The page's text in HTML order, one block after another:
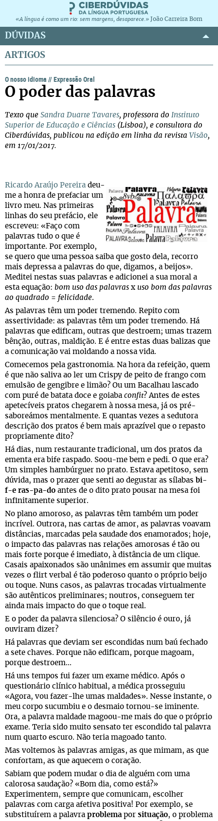
«A língua é como um rio: sem margens, desaparece.» João Carreira Bom
DÚVIDAS
ARTIGOS
O nosso idioma //Expressão Oral
O poder das palavras
Texto que Sandra Duarte Tavares, professora do Instituto
Superior de Educação e Ciências (Lisboa), e consultora do
Ciberdúvidas, publicou na edição em linha da revista Visão,
em 17/01/2017.
Ricardo Araújo Pereira deu-
me a honra de prefaciar um
livro meu. Nas primeiras
linhas do seu prefácio, ele
escreveu: «Faço com
palavras tudo o que é
importante. Por exemplo,
se quero que uma pessoa saiba que gosto dela, recorro
mais depressa a palavras do que, digamos, a beijos».
Meditei nestas suas palavras e adicionei a sua moral a
esta equação: bom uso das palavras x uso bom das palavras
ao quadrado = felicidade.
As palavras têm um poder tremendo. Repito com
assertividade: as palavras têm um poder tremendo. Há
palavras que edificam, outras que destroem; umas trazem
bênção, outras, maldição. E é entre estas duas balizas que
a comunicação vai moldando a nossa vida.
Comecemos pela gastronomia. Na hora da refeição, quem
é que não saliva ao ler um Crispy de peito de frango com
emulsão de gengibre e limão? Ou um Bacalhau lascado
com puré de batata doce e goiaba confit? Antes de estes
apetecíveis pratos chegarem à nossa mesa, já os pré-
saboreámos mentalmente. E quantas vezes a sedutora
descrição dos pratos é bem mais aprazível que o repasto
propriamente dito?
Há dias, num restaurante tradicional, um dos pratos da
ementa era bife raspado. Soou-me bem e pedi. O que era?
Um simples hambúrguer no prato. Estava apetitoso, sem
dúvida, mas o prazer que senti ao degustar as sílabas bi-
f-e ras-pa-do antes de o dito prato pousar na mesa foi
infinitamente superior.
No plano amoroso, as palavras têm também um poder
incrível. Outrora, nas cartas de amor, as palavras voavam
distâncias, marcadas pela saudade dos enamorados; hoje,
o impacto das palavras nas relações amorosas é tão ou
mais forte porque é imediato, à distância de um clique.
Casais apaixonados são unânimes em assumir que muitas
vezes o flirt verbal é tão poderoso quanto o próprio beijo
ou toque. Nuns casos, as palavras trocadas virtualmente
são autênticos preliminares; noutros, conseguem ter
ainda mais impacto do que o toque real.
E o poder da palavra silenciosa? O silêncio é ouro, já
ouviram dizer?
Há palavras que deviam ser escondidas num baú fechado
a sete chaves. Porque não edificam, porque magoam,
porque destroem...
Há uns tempos fui fazer um exame médico. Após o
questionário clínico habitual, a médica prosseguiu
«Agora, vou fazer-lhe umas maldades». Nesse instante, o
meu corpo sucumbiu e o desmaio tornou-se iminente.
Ora, a palavra maldade magoou-me mais do que o próprio
exame. Teria sido muito sensato ter escondido tal palavra
num quarto escuro. Não teria magoado tanto.
Mas voltemos às palavras amigas, as que mimam, as que
confortam, as que aquecem o coração.
Sabiam que podem mudar o dia de alguém com uma
calorosa saudação? «Bom dia, como está?»
Experimentem, sempre que comunicam, escolher
palavras com carga afetiva positiva! Por exemplo, se
substituírem a palavra problemapor situação, o problema